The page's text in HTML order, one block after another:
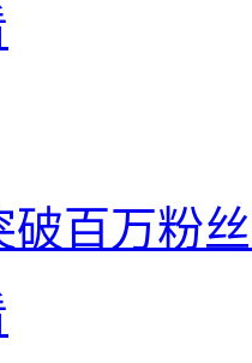
破百万粉